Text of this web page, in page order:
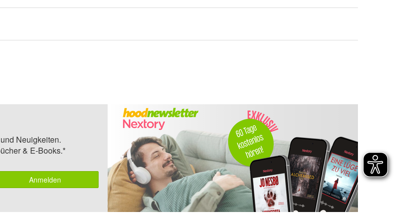
Neuigkeiten.
& E-Books.*
Anmelden